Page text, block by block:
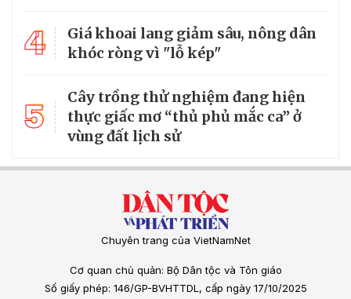
4
Giá khoai lang giảm sâu, nông dân
khóc ròng vì "lỗ kép"
5
Cây trồng thử nghiệm đang hiện
thực giấc mơ “thủ phủ mắc ca” ở
vùng đất lịch sử
Chuyên trang của VietNamNet
Cơ quan chủ quản: Bộ Dân tộc và Tôn giáo
Số giấy phép: 146/GP-BVHTTDL, cấp ngày 17/10/2025